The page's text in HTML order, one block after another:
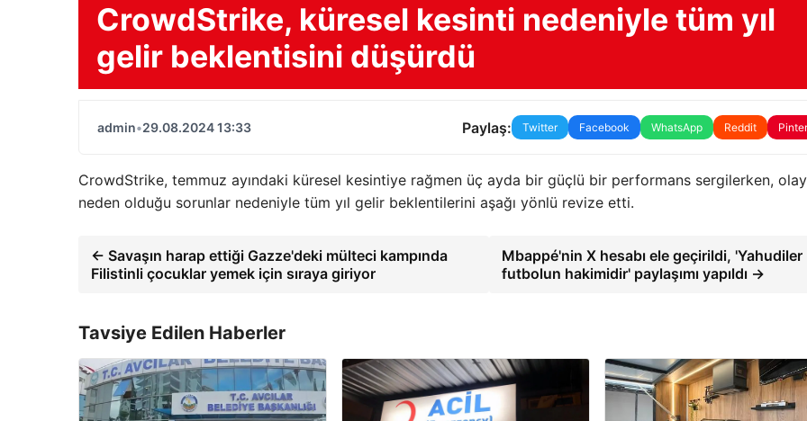
CrowdStrike, küresel kesinti nedeniyle tüm yıl
gelir beklentisini düşürdü
admin•29.08.2024 13:33 Paylaş: Twitter Facebook WhatsApp Reddit
CrowdStrike, temmuz ayındaki küresel kesintiye rağmen üç ayda bir güçlü bir performans sergilerken,
neden olduğu sorunlar nedeniyle tüm yıl gelir beklentilerini aşağı yönlü revize etti.
← Savaşın harap ettiği Gazze'deki mülteci kampında
Filistinli çocuklar yemek için sıraya giriyor
Mbappé'nin X hesabı ele geçirildi, 'Yahudiler
futbolun hakimidir' paylaşımı yapıldı →
Tavsiye Edilen Haberler